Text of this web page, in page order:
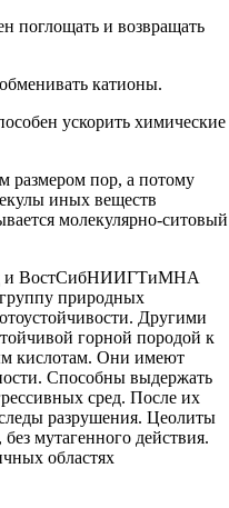
поглощать и возвращать
катионы.
ускорить химические
размером пор, а потому
иных веществ
молекулярно-ситовый
и ВостСибНИИГТиМНА
природных
Другими
горной породой к
кислотам. Они имеют
Способны выдержать
сред. После их
разрушения. Цеолиты
мутагенного действия.
областях